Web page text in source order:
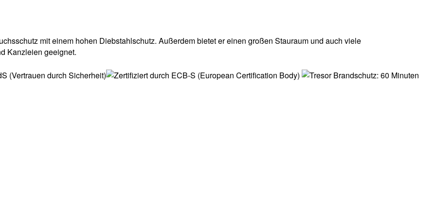
mit einem hohen Diebstahlschutz. Außerdem bietet er einen großen Stauraum und auch viele
Kanzleien geeignet.